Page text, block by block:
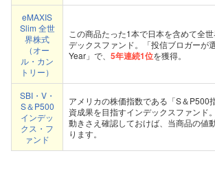
eMAXIS
Slim 全世
界株式
（オー
ル・カン
トリー）
この商品たった1本で日本を含めて全
デックスファンド。「投信ブロガーが
Year」で、 5年連続1位を獲得。
SBI・V・
S＆P500
インデッ
クス・フ
ァンド
アメリカの株価指数である「S＆P500
資成果を目指すインデックスファンド
動きさえ確認しておけば、当商品の値
ります。